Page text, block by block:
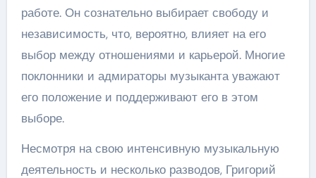
работе. Он сознательно выбирает свободу и
независимость, что, вероятно, влияет на его
выбор между отношениями и карьерой. Многие
поклонники и адмираторы музыканта уважают
его положение и поддерживают его в этом
выборе.
Несмотря на свою интенсивную музыкальную
деятельность и несколько разводов, Григорий